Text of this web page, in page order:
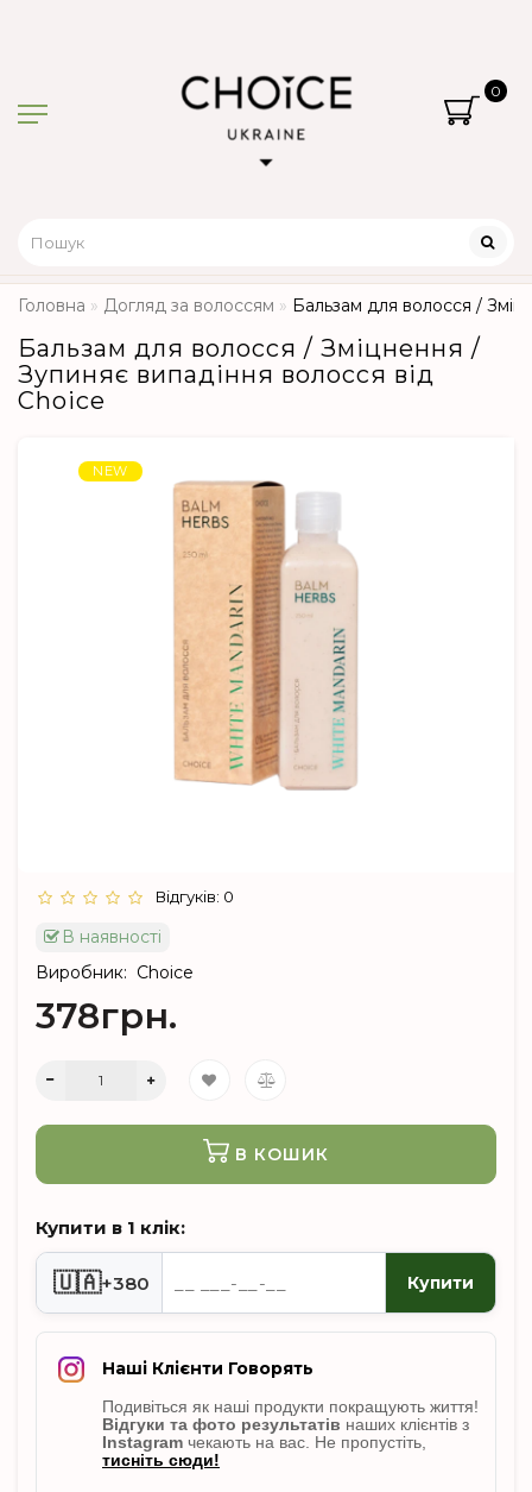
0
Головна Догляд за волоссям Бальзам для волосся /
Бальзам для волосся / Зміцнення /
Зупиняє випадіння волосся від
Choice
NEW
Відгуків: 0
В наявності
Виробник: Choice
378грн.
В КОШИК
Купити в 1 клік:
🇺🇦+380 Купити
Наші Клієнти Говорять
Подивіться як наші продукти покращують життя!
Відгуки та фото результатів наших клієнтів з
Instagram чекають на вас. Не пропустіть,
тисніть сюди!